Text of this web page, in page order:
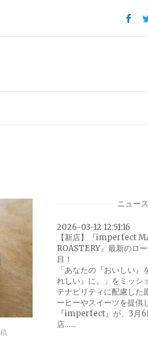
ニュース
2026-03-12 12:51:16
【新店】『imperfect
ROASTERY』最新のロ
目！
「あなたの『おいしい』
れしい』に。」をミッシ
テナビリティに配慮した
ーヒーやスイーツを提供
『imperfect』が、3月6
店......